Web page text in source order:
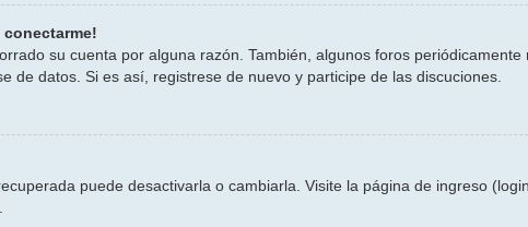
conectarme!
su cuenta por alguna razón. También, algunos foros
de datos. Si es así, registrese de nuevo y participe de las discuciones.
puede desactivarla o cambiarla. Visite la página de ingreso